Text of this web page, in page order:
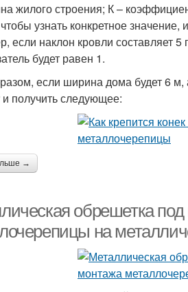
жилого строения; К –
узнать конкретное
если наклон кровли составляет 5
будет равен 1.
если ширина дома будет 6 м,
получить следующее:
→
обрешетка
на